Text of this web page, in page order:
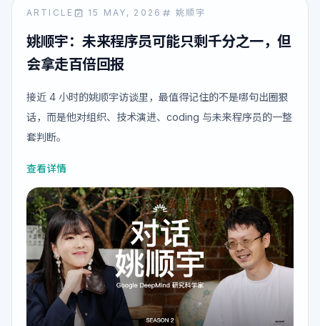
ARTICLE 15 MAY, 2026 姚顺宇
姚顺宇：未来程序员可能只剩千分之一，但
会拿走百倍回报
接近 4 小时的姚顺宇访谈里，最值得记住的不是哪句出圈狠
话，而是他对组织、技术演进、coding 与未来程序员的一整
套判断。
查看详情